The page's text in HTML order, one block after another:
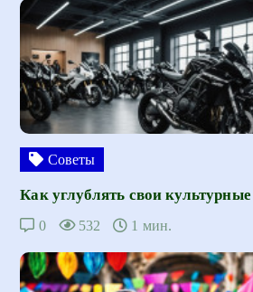
Советы
Как углублять свои
0 532 1 мин.